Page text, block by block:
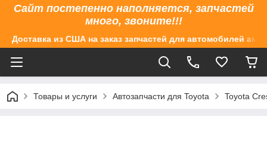
Сайт постепенно наполняется, запчастей
много, звоните!!!
Доставка из США на заказ запчастей для автомобилей
Товары и услуги Автозапчасти для Toyota Toyota